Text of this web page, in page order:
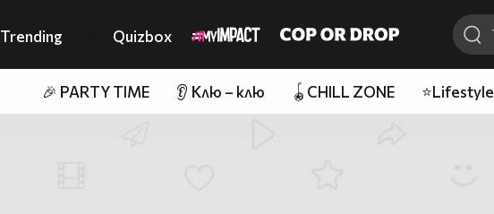
Trending Quizbox
🎉 PARTY TIME 👂 Клю – клю 🪀CHILL ZONE ⭐Lifestyle